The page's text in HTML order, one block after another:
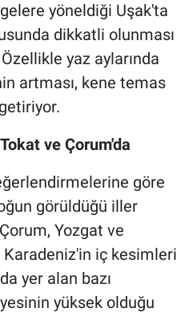
yöneldiği Uşak'ta
dikkatli olunması
yaz aylarında
artması, kene temas
ve Çorum'da
göre
görüldüğü iller
Yozgat ve
iç kesimleri
yer alan bazı
yüksek olduğu